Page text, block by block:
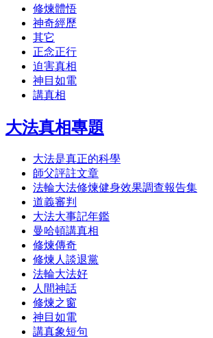
修煉體悟
神奇經歷
其它
正念正行
迫害真相
神目如電
講真相
大法真相專題
大法是真正的科學
師父評註文章
法輪大法修煉健身效果調查報告集
道義審判
大法大事記年鑑
曼哈頓講真相
修煉傳奇
修煉人談退黨
法輪大法好
人間神話
修煉之窗
神目如電
講真象短句